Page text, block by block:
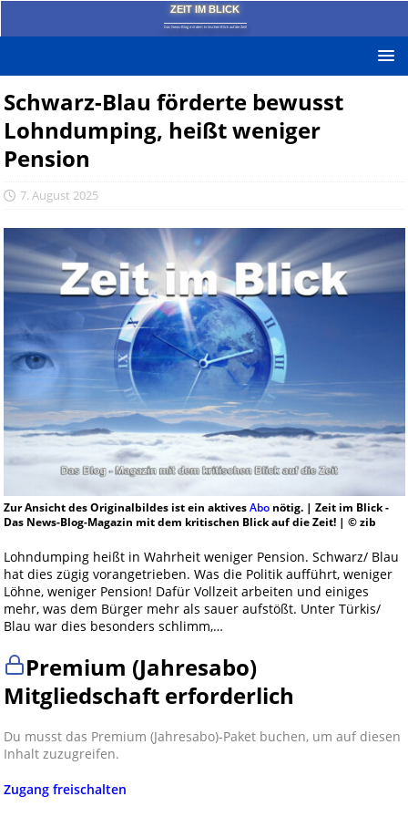
ZEIT IM BLICK
Das News-Blog mit dem kritischen Blick auf die Zeit!
Schwarz-Blau förderte bewusst
Lohndumping, heißt weniger
Pension
7. August 2025
Zur Ansicht des Originalbildes ist ein aktivesAbonötig. | Zeit im Blick -
Das News-Blog-Magazin mit dem kritischen Blick auf die Zeit! | © zib
Lohndumping heißt in Wahrheit weniger Pension. Schwarz/ Blau
hat dies zügig vorangetrieben. Was die Politik aufführt, weniger
Löhne, weniger Pension! Dafür Vollzeit arbeiten und einiges
mehr, was dem Bürger mehr als sauer aufstößt. Unter Türkis/
Blau war dies besonders schlimm,…
Premium (Jahresabo)
Mitgliedschaft erforderlich
Du musst das Premium (Jahresabo)-Paket buchen, um auf diesen
Inhalt zuzugreifen.
Zugang freischalten